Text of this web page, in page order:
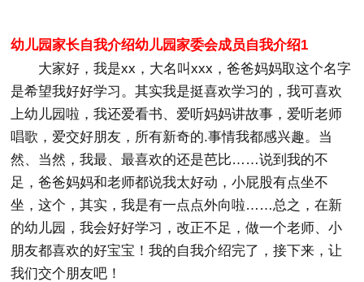
幼儿园家长自我介绍幼儿园家委会成员自我介绍1
大家好，我是xx，大名叫xxx，爸爸妈妈取这个名字
是希望我好好学习。其实我是挺喜欢学习的，我可喜欢
上幼儿园啦，我还爱看书、爱听妈妈讲故事，爱听老师
唱歌，爱交好朋友，所有新奇的.事情我都感兴趣。当
然、当然，我最、最喜欢的还是芭比……说到我的不
足，爸爸妈妈和老师都说我太好动，小屁股有点坐不
坐，这个，其实，我是有一点点外向啦……总之，在新
的幼儿园，我会好好学习，改正不足，做一个老师、小
朋友都喜欢的好宝宝！我的自我介绍完了，接下来，让
我们交个朋友吧！